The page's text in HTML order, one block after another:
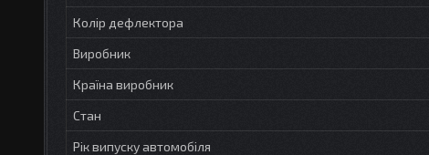
Колір дефлектора
Виробник
Країна виробник
Стан
Рік випуску автомобіля